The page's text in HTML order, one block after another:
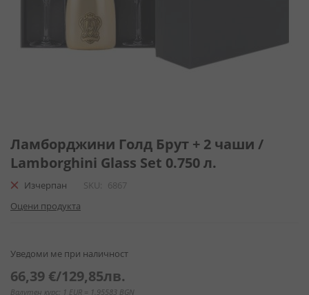
към
началото
на
галерия
снимки
Ламборджини Голд Брут + 2 чаши /
Lamborghini Glass Set 0.750 л.
Изчерпан SKU
6867
Оцени продукта
Уведоми ме при наличност
66,39 €/129,85лв.
Валутен курс: 1 EUR = 1.95583 BGN